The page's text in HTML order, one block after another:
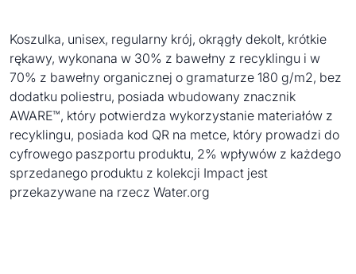
Koszulka, unisex, regularny krój, okrągły dekolt, krótkie
rękawy, wykonana w 30% z bawełny z recyklingu i w
70% z bawełny organicznej o gramaturze 180 g/m2, bez
dodatku poliestru, posiada wbudowany znacznik
AWARE™, który potwierdza wykorzystanie materiałów z
recyklingu, posiada kod QR na metce, który prowadzi do
cyfrowego paszportu produktu, 2% wpływów z każdego
sprzedanego produktu z kolekcji Impact jest
przekazywane na rzecz Water.org